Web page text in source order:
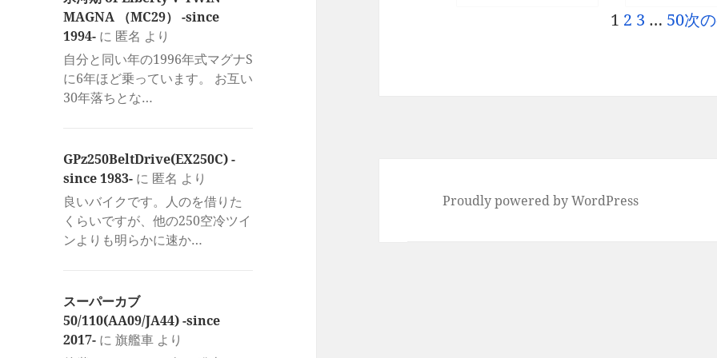
MAGNA （MC29） -since
1994- に 匿名 より
自分と同い年の1996年式マグナS
に6年ほど乗っています。 お互い
30年落ちとな…
GPz250BeltDrive(EX250C) -
since 1983- に 匿名 より
良いバイクです。人のを借りた
くらいですが、他の250空冷ツイ
ンよりも明らかに速か…
スーパーカブ
50/110(AA09/JA44) -since
2017- に旗艦車 より
1 2 3 … 50次
Proudly powered by WordPress